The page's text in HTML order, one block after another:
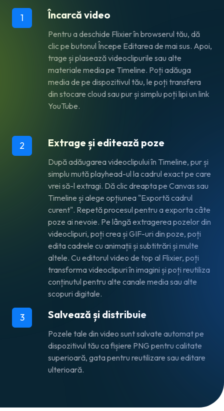
1 Încarcă video
Pentru a deschide Flixier în browserul tău, dă
clic pe butonul Începe Editareade mai sus. Apoi,
trage și plasează videoclipurile sau alte
materiale media pe Timeline. Poți adăuga
media de pe dispozitivul tău, le poți transfera
din stocare cloud sau pur și simplu poți lipi un link
YouTube.
2 Extrage și editează poze
După adăugarea videoclipului în Timeline, pur și
simplu mută playhead-ul la cadrul exact pe care
vrei să-l extragi. Dă clic dreapta pe Canvas sau
Timeline și alege opțiunea "Exportă cadrul
curent". Repetă procesul pentru a exporta câte
poze ai nevoie. Pe lângă extragerea pozelor din
videoclipuri, poți crea și GIF-uri din poze, poți
edita cadrele cu animații și subtitrări și multe
altele. Cu editorul video de top al Flixier, poți
transforma videoclipuri în imagini și poți reutiliza
conținutul pentru alte canale media sau alte
scopuri digitale.
3 Salvează și distribuie
Pozele tale din video sunt salvate automat pe
dispozitivul tău ca fișiere PNG pentru calitate
superioară, gata pentru reutilizare sau editare
ulterioară.